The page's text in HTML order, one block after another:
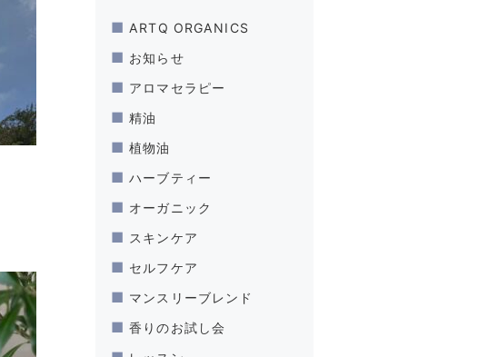
ARTQ ORGANICS
お知らせ
アロマセラピー
精油
植物油
ハーブティー
オーガニック
スキンケア
セルフケア
マンスリーブレンド
香りのお試し会